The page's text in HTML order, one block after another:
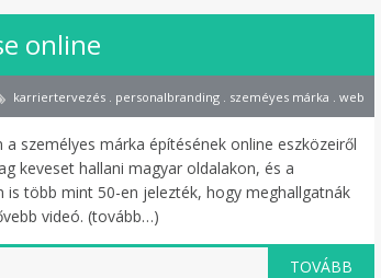
online
karriertervezés . personalbranding . szeméyes márka . web2.0 .
személyes márka építésének online eszközeiről
keveset hallani magyar oldalakon, és a
több mint 50-en jelezték, hogy meghallgatnák
videó. (tovább…)
TOVÁBB